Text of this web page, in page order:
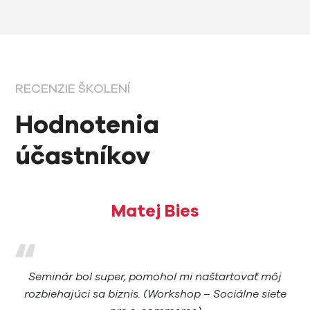
RECENZIE ŠKOLENÍ
Hodnotenia
účastníkov
Matej Bies
Seminár bol super, pomohol mi naštartovať môj
rozbiehajúci sa biznis. (Workshop – Sociálne siete